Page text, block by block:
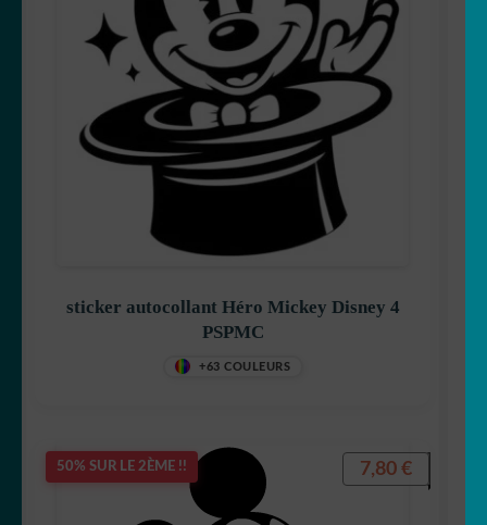
sticker autocollant Héro Mickey Disney 4
PSPMC
+63 COULEURS
50% SUR LE 2ÈME !! 7,80 €